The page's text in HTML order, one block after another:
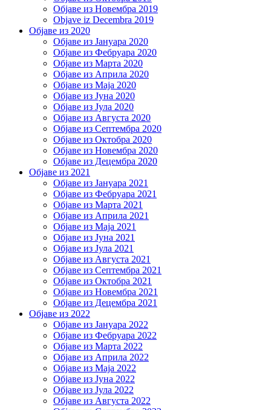
Објаве из Новембра 2019
Objave iz Decembra 2019
Објаве из 2020
Објаве из Јануара 2020
Објаве из Фебруара 2020
Објаве из Марта 2020
Објаве из Априла 2020
Објаве из Маја 2020
Објаве из Јуна 2020
Објаве из Јула 2020
Објаве из Августа 2020
Објаве из Септембра 2020
Објаве из Октобра 2020
Објаве из Новембра 2020
Објаве из Децембра 2020
Објаве из 2021
Објаве из Јануара 2021
Објаве из Фебруара 2021
Објаве из Марта 2021
Објаве из Априла 2021
Објаве из Маја 2021
Објаве из Јуна 2021
Објаве из Јула 2021
Објаве из Августа 2021
Објаве из Септембра 2021
Објаве из Октобра 2021
Објаве из Новембра 2021
Објаве из Децембра 2021
Објаве из 2022
Објаве из Јануара 2022
Објаве из Фебруара 2022
Објаве из Марта 2022
Објаве из Априла 2022
Објаве из Маја 2022
Објаве из Јуна 2022
Објаве из Јула 2022
Објаве из Августа 2022